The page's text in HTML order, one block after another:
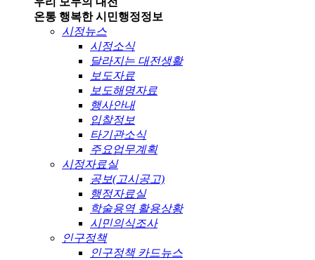
온통 행복한 시민행정정보
시정뉴스
시정소식
달라지는 대전생활
보도자료
보도해명자료
행사안내
입찰정보
타기관소식
주요업무계획
시정자료실
공보(고시공고)
행정자료실
학술용역 활용상황
시민의식조사
인구정책
인구정책 카드뉴스